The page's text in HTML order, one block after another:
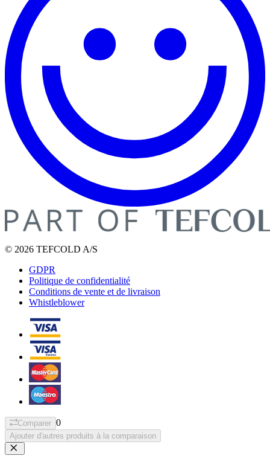
© 2026 TEFCOLD A/S
GDPR
Politique de confidentialité
Conditions de vente et de livraison
Whistleblower
Comparer 0
Ajouter d'autres produits à la comparaison